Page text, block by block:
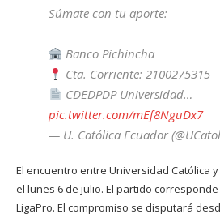
Súmate con tu aporte:
Banco Pichincha
Cta. Corriente: 2100275315
CDEDPDP Universidad…
pic.twitter.com/mEf8NguDx7
— U. Católica Ecuador
El encuentro entre Universidad Católica
el lunes 6 de julio. El partido
LigaPro. El compromiso se disputará